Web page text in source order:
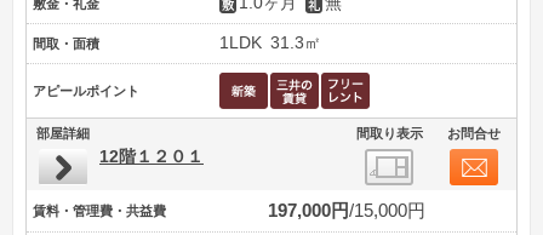
敷金・礼金
間取・面積 1LDK 31.3㎡
アピールポイント
部屋詳細 間取り表示 お問合せ
12階１２０１
賃料・管理費・共益費 197,000円 15,000円